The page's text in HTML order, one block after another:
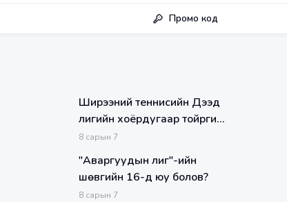
Промо код
Ширээний теннисийн Дээд
лигийн хоёрдугаар тойргийн
тоглолтууд эхэллээ
8сарын 7
"Аваргуудын лиг"-ийн
шөвгийн 16-д юу болов?
8сарын 7